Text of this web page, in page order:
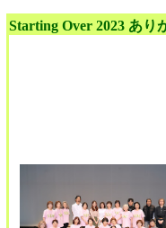
Starting Over 2023 あり